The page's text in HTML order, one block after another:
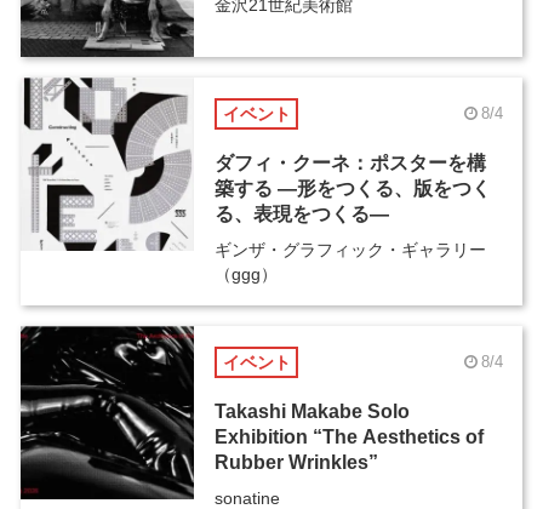
金沢21世紀美術館
イベント 8/4
ダフィ・クーネ：ポスターを構
築する ―形をつくる、版をつく
る、表現をつくる―
ギンザ・グラフィック・ギャラリー
（ggg）
イベント 8/4
Takashi Makabe Solo
Exhibition “The Aesthetics of
Rubber Wrinkles”
sonatine